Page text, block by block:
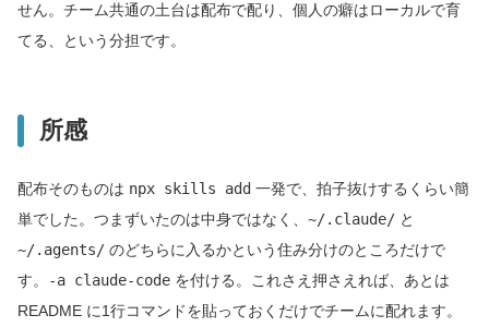
せん。チーム共通の土台は配布で配り、個人の癖はローカルで育
てる、という分担です。
所感
配布そのものは npx skills add 一発で、拍子抜けするくらい簡
単でした。つまずいたのは中身ではなく、 ~/.claude/ と
~/.agents/ のどちらに入るかという住み分けのところだけで
す。
-a claude-code を付ける。これさえ押さえれば、あとは
README に1行コマンドを貼っておくだけでチームに配れます。